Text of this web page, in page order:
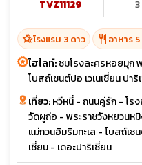
TVZ11129
hotel_classโรงแรม 3 ดาว restaurant อาหาร
ไฮไลท์:ชมโรงละครหอยมุก
โบสถ์เซนต์ปอ เวเนเชี่ยน ปาริ
เที่ยว:หวีหนี่ - ถนนคู่รัก - โร
วัดผูถ่อ - พระราชวังหยวนห
แม่กวนอิมริมทะเล - โบสถ์เซ
เชี่ยน - เดอะปาริเชี่ยน